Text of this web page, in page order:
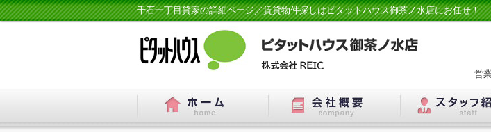
千石一丁目貸家の詳細ページ／賃貸物件探しはピタットハウス御茶ノ水店にお任せ！
営